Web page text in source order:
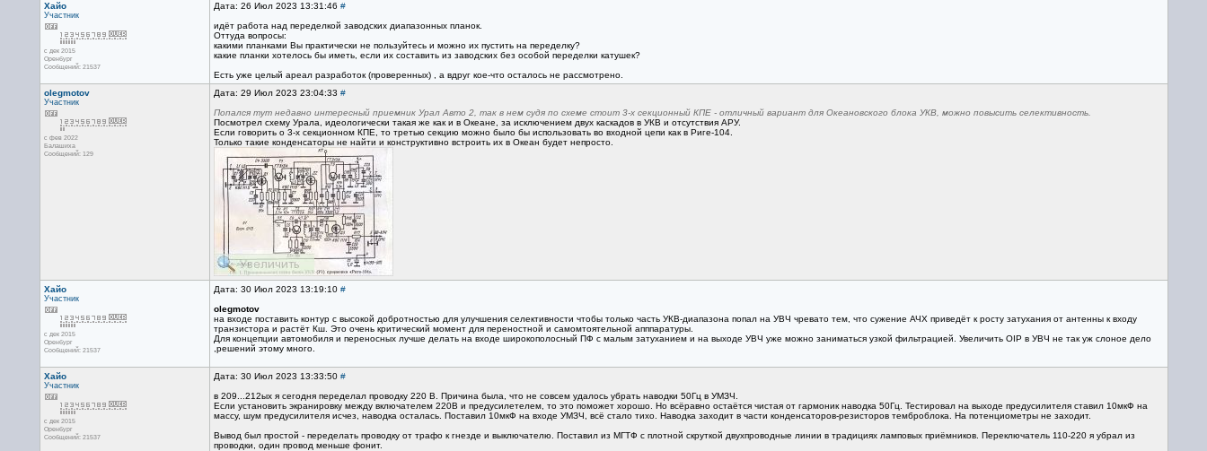
Хайо
Участник
с дек 2015
Оренбург
Сообщений: 21537
Дата: 26 Июл 2023 13:31:46 #
идёт работа над переделкой заводских диапазонных планок.
Оттуда вопросы:
какими планками Вы практически не пользуйтесь и можно их пустить на переделку?
какие планки хотелось бы иметь, если их составить из заводских без особой переделки катушек?
Есть уже целый ареал разработок (проверенных) , а вдруг кое-что осталось не рассмотрено.
olegmotov
Участник
с фев 2022
Балашиха
Сообщений: 129
Дата: 29 Июл 2023 23:04:33 #
Попался тут недавно интересный приемник Урал Авто 2, так в нем судя по схеме стоит 3-х секционный КПЕ - отличный вариант для Океановского блока УКВ, можно повысить селективность.
Посмотрел схему Урала, идеологически такая же как и в Океане, за исключением двух каскадов в УКВ и отсутствия АРУ.
Если говорить о 3-х секционном КПЕ, то третью секцию можно было бы использовать во входной цепи как в Риге-104.
Только такие конденсаторы не найти и конструктивно встроить их в Океан будет непросто.
Хайо
Участник
с дек 2015
Оренбург
Сообщений: 21537
Дата: 30 Июл 2023 13:19:10 #
olegmotov
на входе поставить контур с высокой добротностью для улучшения селективности чтобы только часть УКВ-диапазона попал на УВЧ чревато тем, что сужение АЧХ приведёт к росту затухания от антенны к входу
транзистора и растёт Кш. Это очень критический момент для переностной и самомтоятельной апппаратуры.
Для концепции автомобиля и переносных лучше делать на входе широкополосный ПФ с малым затуханием и на выходе УВЧ уже можно заниматься узкой фильтрацией. Увеличить OIP в УВЧ не так уж слоное дело
,решений этому много.
Хайо
Участник
с дек 2015
Оренбург
Сообщений: 21537
Дата: 30 Июл 2023 13:33:50 #
в 209...212ых я сегодня переделал проводку 220 В. Причина была, что не совсем удалось убрать наводки 50Гц в УМЗЧ.
Если установить экранировку между включателем 220В и предусилетелем, то это поможет хорошо. Но всёравно остаётся чистая от гармоник наводка 50Гц. Тестировал на выходе предусилителя ставил 10мкФ на
массу, шум предусилителя исчез, наводка осталась. Поставил 10мкФ на входе УМЗЧ, всё стало тихо. Наводка заходит в части конденсаторов-резисторов темброблока. На потенциометры не заходит.
Вывод был простой - переделать проводку от трафо к гнезде и выключателю. Поставил из МГТФ с плотной скруткой двухпроводные линии в традициях ламповых приёмников. Переключатель 110-220 я убрал из
проводки, один провод меньше фонит.